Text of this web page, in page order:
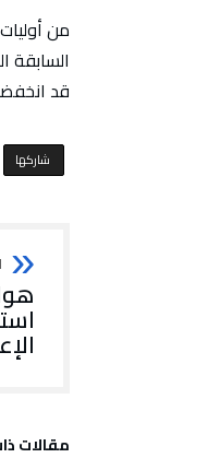
من
السابقة
قد
‫‫ شاركها‬
‫مقالات